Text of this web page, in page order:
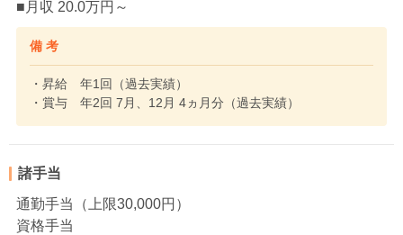
■月収 20.0万円～
備 考
・昇給 年1回（過去実績）
・賞与 年2回 7月、12月 4ヵ月分（過去実績）
諸手当
通勤手当（上限30,000円）
資格手当